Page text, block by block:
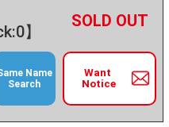
】
－ +
Want
Notice
Name
Search